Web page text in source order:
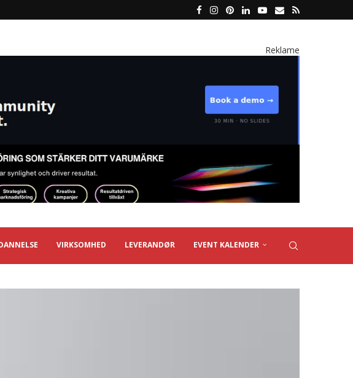
Reklame
VIRKSOMHED LEVERANDØR EVENT KALENDER